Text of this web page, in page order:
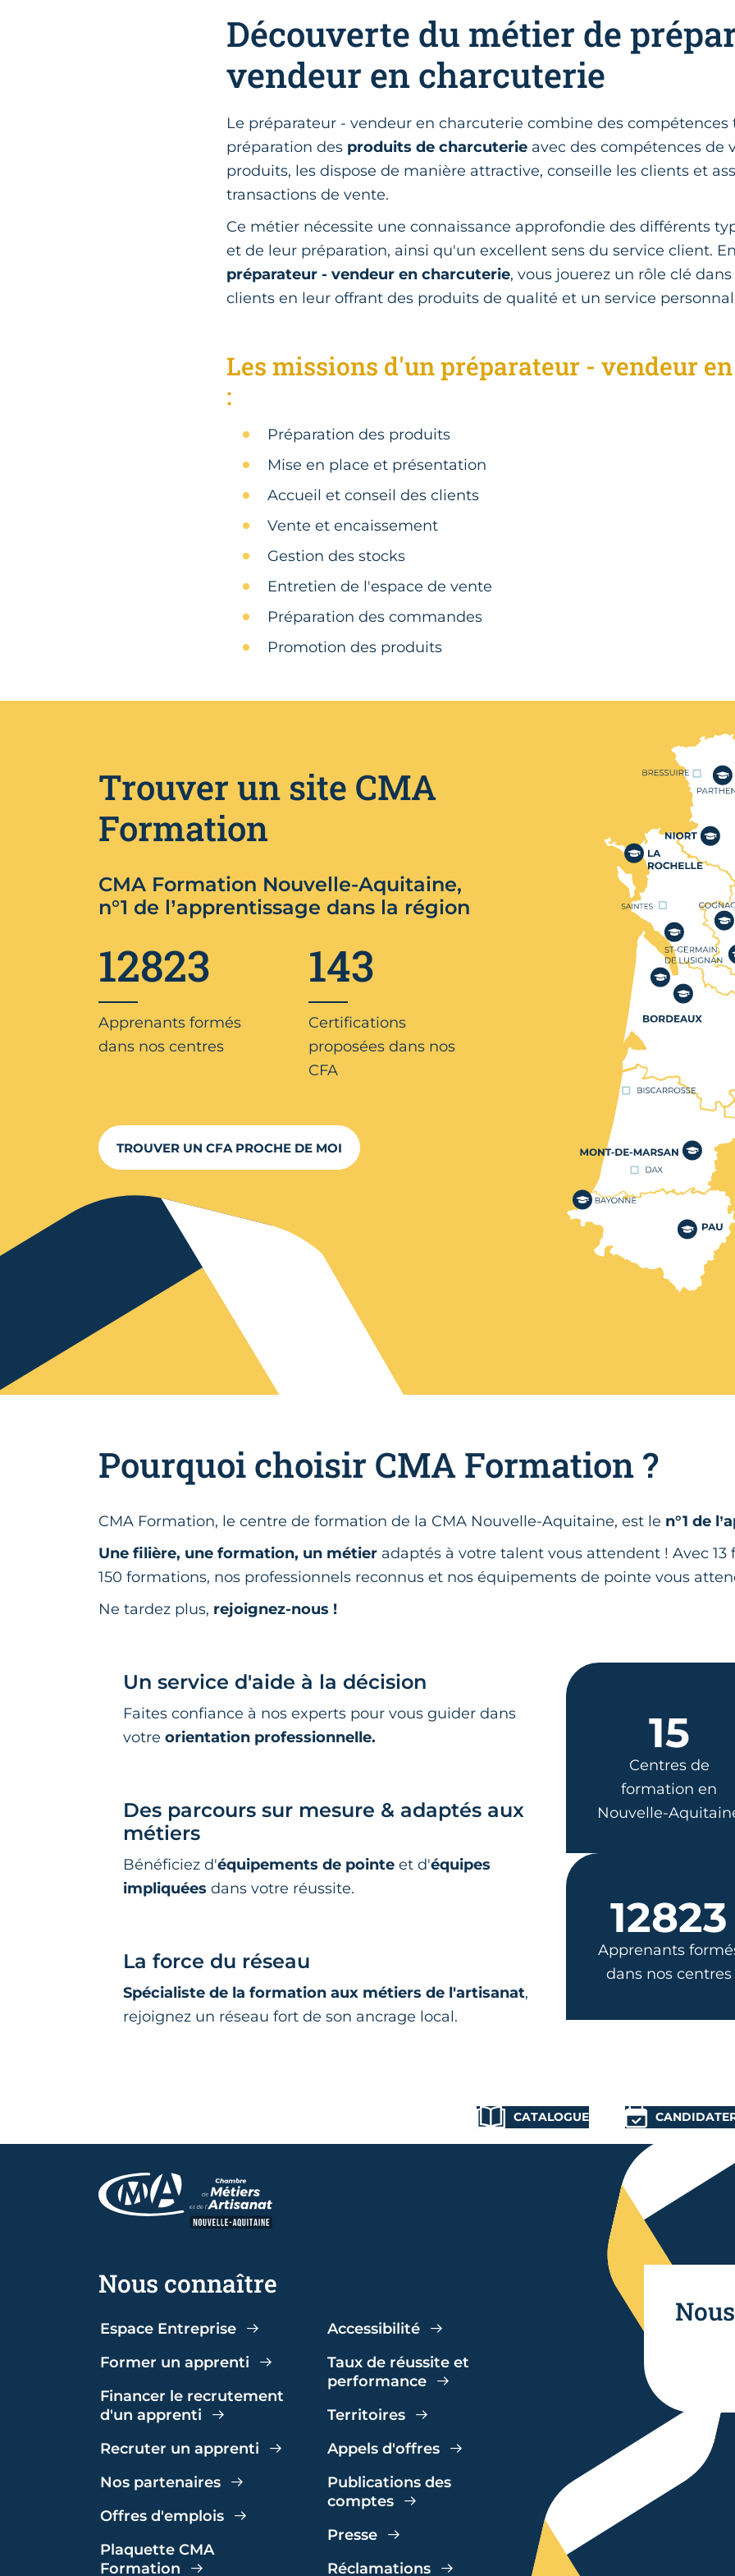
Découverte du métier de
vendeur en charcuterie
Le préparateur - vendeur en charcuterie combine des compétences
préparation des produits de charcuterie avec des compétences de
produits, les dispose de manière attractive, conseille les clients et
transactions de vente.
Ce métier nécessite une connaissance approfondie des différents
et de leur préparation, ainsi qu'un excellent sens du service client.
préparateur - vendeur en charcuterie, vous jouerez un rôle clé
clients en leur offrant des produits de qualité et un service
Les missions d'un préparateur - vendeur
:
Préparation des produits
Mise en place et présentation
Accueil et conseil des clients
Vente et encaissement
Gestion des stocks
Entretien de l'espace de vente
Préparation des commandes
Promotion des produits
Nos centres de
Trouver un site CMA
Formation
CMA Formation Nouvelle-Aquitaine,
n°1 de l’apprentissage dans la région
12823
Apprenants formés
dans nos centres
143
Certifications
proposées dans nos
CFA
TROUVER UN CFA PROCHE DE MOI
Pourquoi choisir CMA Formation ?
CMA Formation, le centre de formation de la CMA Nouvelle-Aquitaine, est le n°1 de
Une filière, une formation, un métier adaptés à votre talent vous attendent ! Avec
150 formations, nos professionnels reconnus et nos équipements de pointe vous
Ne tardez plus, rejoignez-nous !
Un service d'aide à la décision
Faites confiance à nos experts pour vous guider dans
votre orientation professionnelle.
Des parcours sur mesure & adaptés aux
métiers
Bénéficiez d'équipements de pointe et d'équipes
impliquées dans votre réussite.
La force du réseau
Spécialiste de la formation aux métiers de l'artisanat,
rejoignez un réseau fort de son ancrage local.
15
Centres de
formation en
Nouvelle-
12823
Apprenants
dans nos centres
CATALOGUE
Nous connaître
Espace Entreprise
Former un apprenti
Financer le recrutement
d'un apprenti
Recruter un apprenti
Nos partenaires
Offres d'emplois
Plaquette CMA
Formation
Accessibilité
Taux de réussite et
performance
Territoires
Appels d'offres
Publications des
comptes
Presse
Réclamations